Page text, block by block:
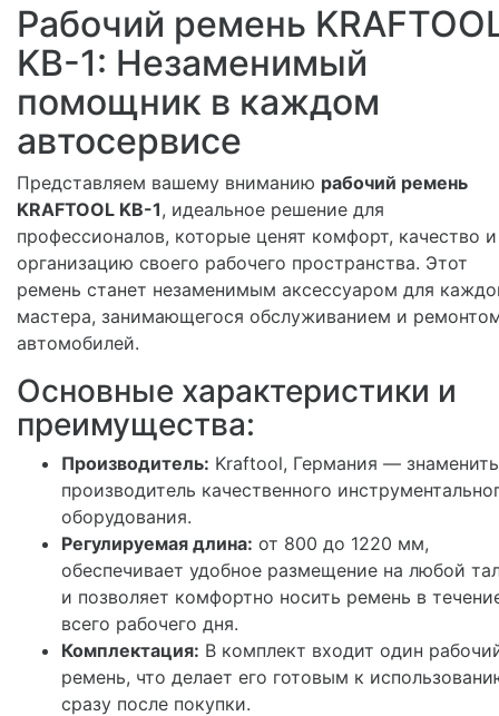
Рабочий ремень
KB-1: Незаменимый
помощник в каждом
автосервисе
Представляем вашему вниманию рабочий ремень
KRAFTOOL KB-1, идеальное решение для
профессионалов, которые ценят комфорт, качество и
организацию своего рабочего пространства. Этот
ремень станет незаменимым аксессуаром для
мастера, занимающегося обслуживанием и
автомобилей.
Основные характеристики и
преимущества:
Производитель: Kraftool, Германия —
производитель качественного
оборудования.
Регулируемая длина: от 800 до 1220 мм,
обеспечивает удобное размещение на любой
и позволяет комфортно носить ремень в
всего рабочего дня.
Комплектация: В комплект входит один
ремень, что делает его готовым к
сразу после покупки.